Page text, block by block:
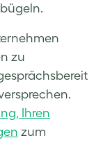
zu
Ihren
zum